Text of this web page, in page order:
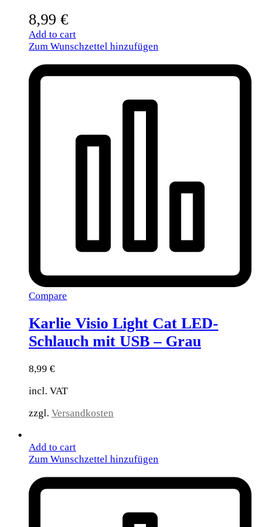
8,99 €
Add to cart
Zum Wunschzettel hinzufügen
Compare
Karlie Visio Light Cat LED-
Schlauch mit USB – Grau
8,99 €
incl. VAT
zzgl. Versandkosten
Add to cart
Zum Wunschzettel hinzufügen